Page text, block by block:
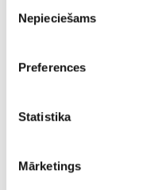
izvēle
Nepieciešams
Preferences
Statistika
Mārketings
Uzdot jautājumu
Nosūtīt saiti uz